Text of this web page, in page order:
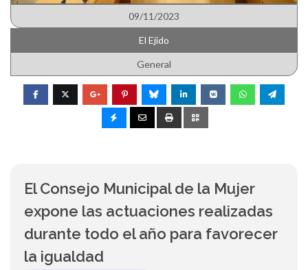
09/11/2023
El Ejido
General
El Consejo Municipal de la Mujer
expone las actuaciones realizadas
durante todo el año para favorecer
la igualdad